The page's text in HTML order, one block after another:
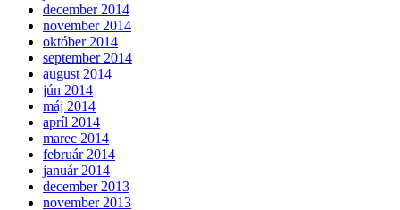
december 2014
november 2014
október 2014
september 2014
august 2014
jún 2014
máj 2014
apríl 2014
marec 2014
február 2014
január 2014
december 2013
november 2013